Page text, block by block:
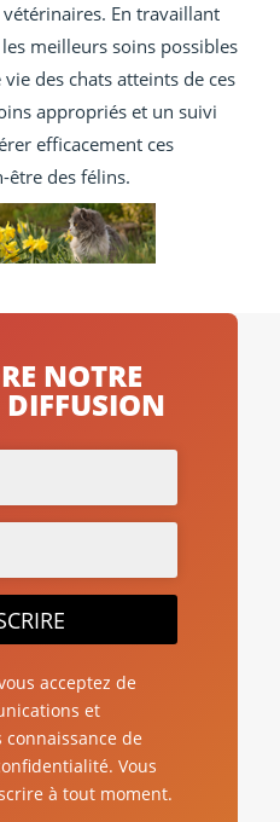
En travaillant
meilleurs soins possibles
des chats atteints de ces
appropriés et un suivi
efficacement ces
être des félins.
NOTRE
DIFFUSION
acceptez de
et
de
Vous
à tout moment.